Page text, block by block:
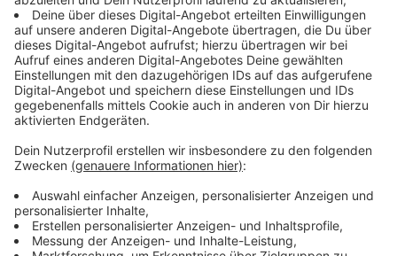
Anzeige
Ermittlungen wegen gefährlicher
Körperverletzung
Anzeige
am Kopf zur Versorgung ins Krankenhaus gebracht. Die
Polizei ermittelt gegen einen 20- und einen 25-
Jährigen Mitarbeiter des Winterdorfs wegen